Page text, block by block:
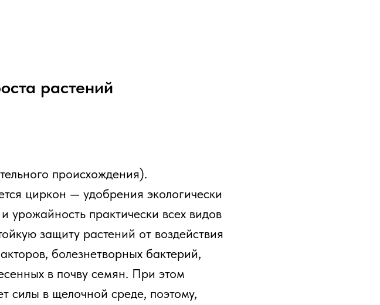
растений
происхождения).
циркон — удобрения экологически
урожайность практически всех видов
защиту растений от воздействия
болезнетворных бактерий,
в почву семян. При этом
силы в щелочной среде, поэтому,